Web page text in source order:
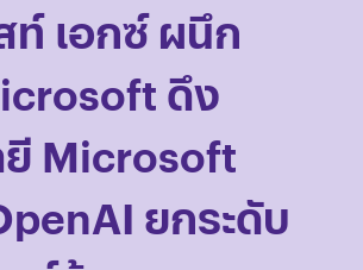
ท์ เอกซ์ ผนึก
ดึง
ยี Microsoft
ยกระดับ